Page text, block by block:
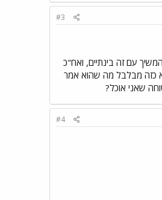
#3
עם זה בינתיים, ואח"כ
כזה מבלבל מה שהוא אמר
שאני אוכל?
#4